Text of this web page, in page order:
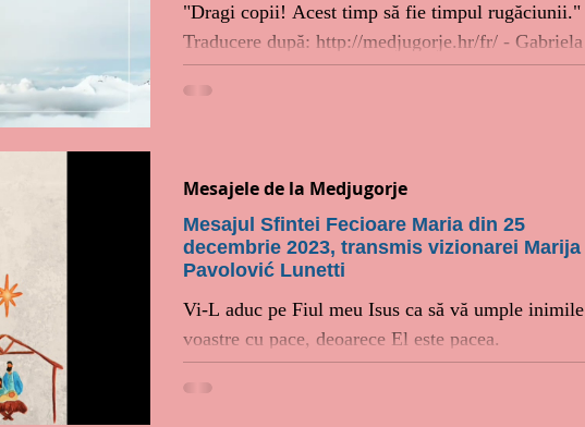
"Dragi copii! Acest timp să fie timpul rugăciunii."
Traducere după: http://medjugorje.hr/fr/ - Gabriela
Matei
Mesajul Sfintei Fecioare Maria din 25
decembrie 2023, transmis vizionarei Marija
Pavolović Lunetti
Vi-L aduc pe Fiul meu Isus ca să vă umple inimile
voastre cu pace, deoarece El este pacea.
Mesajele de la Medjugorje